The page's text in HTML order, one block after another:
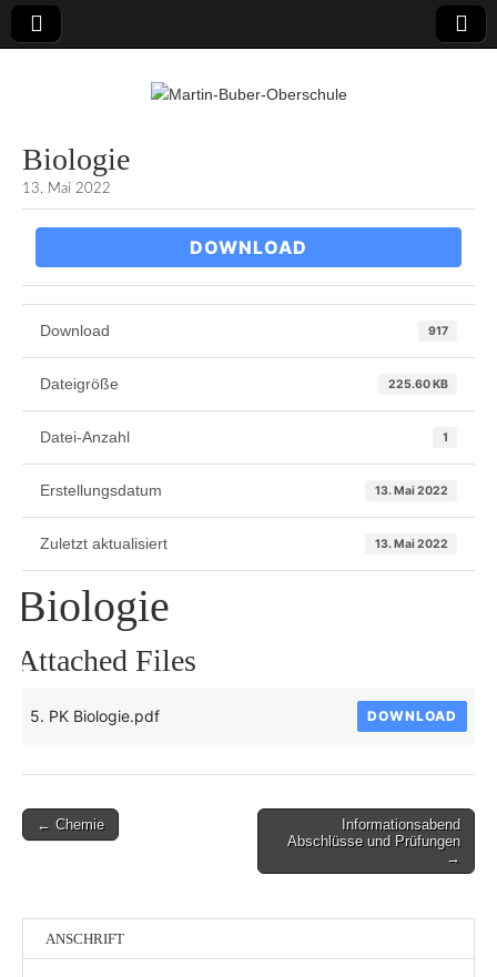
Martin-Buber-
Oberschule
Biologie
13. Mai 2022
DOWNLOAD
Download 917
Dateigröße 225.60 KB
Datei-Anzahl 1
Erstellungsdatum 13. Mai 2022
Zuletzt aktualisiert 13. Mai 2022
Biologie
Attached Files
5. PK Biologie.pdf DOWNLOAD
Post← Chemie
Informationsabend
Abschlüsse und Prüfungen
→
ANSCHRIFT